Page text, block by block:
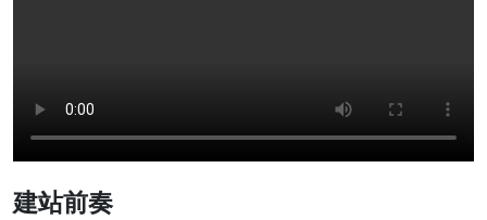
建站前奏